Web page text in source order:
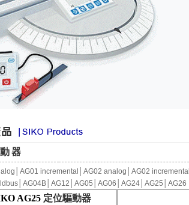
器
AG01 incremental AG02 analog AG02 incremental
AG04B AG12│ AG05 AG06 AG24 AG25 AG26
AG25 定位驅動器